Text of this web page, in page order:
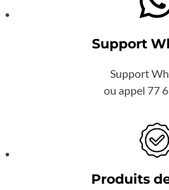
Support
Support
ou appel 77
Produits